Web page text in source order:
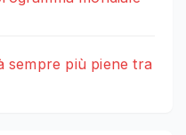
sempre più piene tra